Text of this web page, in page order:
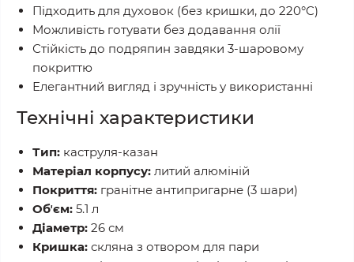
Підходить для духовок (без кришки, до 220°C)
Можливість готувати без додавання олії
Стійкість до подряпин завдяки 3-шаровому
покриттю
Елегантний вигляд і зручність у використанні
Технічні характеристики
Тип: каструля-казан
Матеріал корпусу: литий алюміній
Покриття: гранітне антипригарне (3 шари)
Обʼєм: 5.1 л
Діаметр: 26 см
Кришка: скляна з отвором для пари